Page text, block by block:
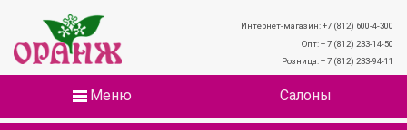
Интернет-магазин: +7 (812) 600-4-300
Опт: + 7 (812) 233-14-50
Розница: + 7 (812) 233-94-11
Меню Салоны